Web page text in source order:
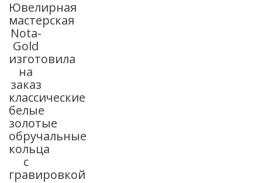
Ювелирная
мастерская
Nota-
Gold
изготовила
на
заказ
классические
белые
золотые
обручальные
кольца
с
гравировкой